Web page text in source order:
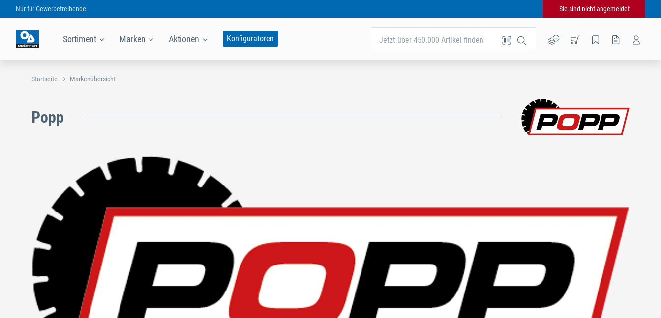
Nur fürGewerbetreibende Sie sind nicht angemeldet
Sortiment Marken Aktionen Konfiguratoren Jetzt über 450.000 Artikel finden
Startseite Markenübersicht
Popp